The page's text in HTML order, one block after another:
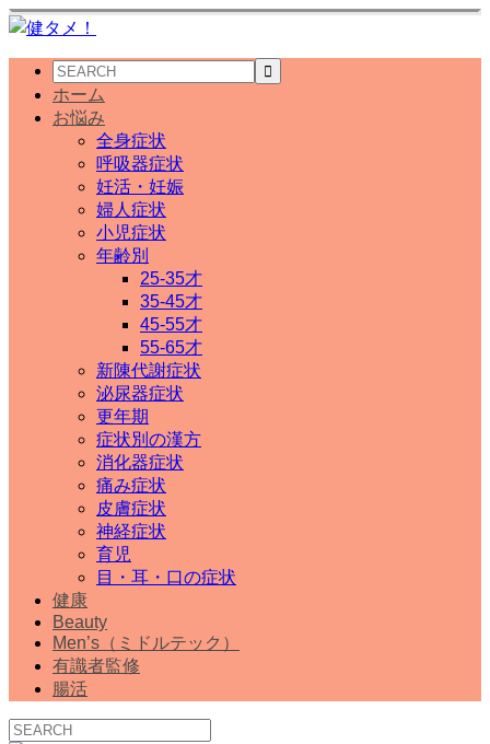
ホーム
お悩み
全身症状
呼吸器症状
妊活・妊娠
婦人症状
小児症状
年齢別
25-35才
35-45才
45-55才
55-65才
新陳代謝症状
泌尿器症状
更年期
症状別の漢方
消化器症状
痛み症状
皮膚症状
神経症状
育児
目・耳・口の症状
健康
Beauty
Men’s（ミドルテック）
有識者監修
腸活